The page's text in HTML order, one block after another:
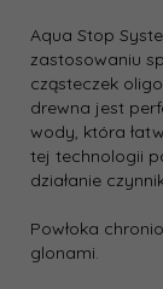
Aqua Stop
zastosowaniu
cząsteczek
drewna jest
wody, która
tej technologii
działanie
Powłoka
glonami.